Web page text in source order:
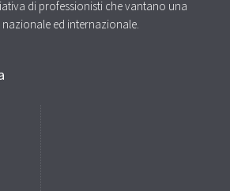
di professionisti che vantano una
ed internazionale.